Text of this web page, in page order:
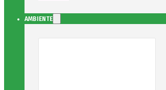
AMBIENTE